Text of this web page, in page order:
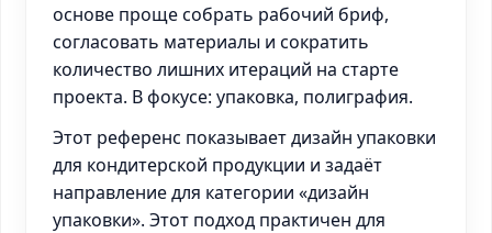
основе проще собрать рабочий бриф,
согласовать материалы и сократить
количество лишних итераций на старте
проекта. В фокусе: упаковка, полиграфия.
Этот референс показывает дизайн упаковки
для кондитерской продукции и задаёт
направление для категории «дизайн
упаковки». Этот подход практичен для